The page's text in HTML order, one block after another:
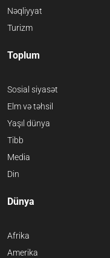
Nəqliyyat
Turizm
Toplum
Sosial siyasət
Elm və təhsil
Yaşıl dünya
Tibb
Media
Din
Dünya
Afrika
Amerika